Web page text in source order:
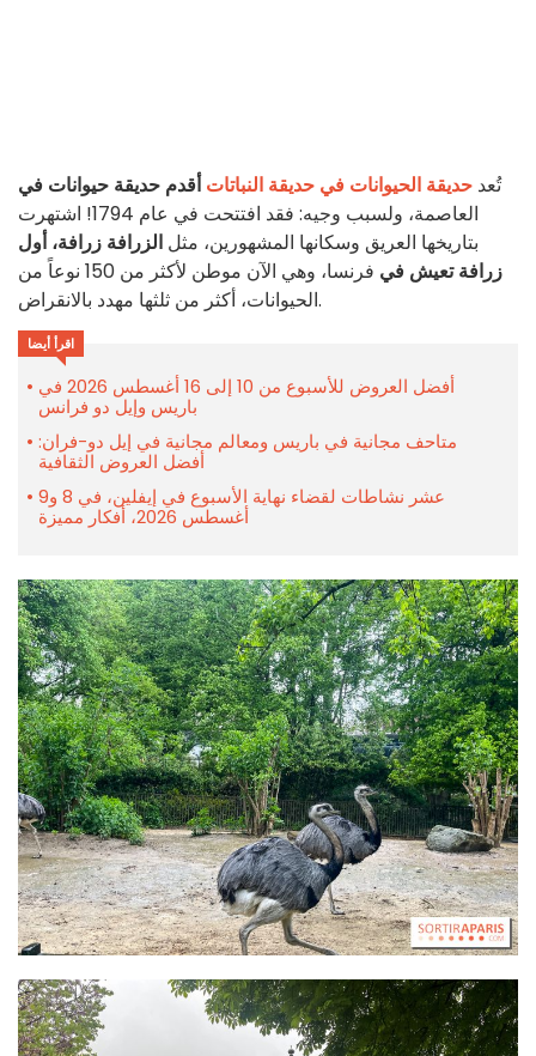
تُعد حديقة الحيوانات في حديقة النباتات أقدم حديقة حيوانات في
العاصمة، ولسبب وجيه: فقد افتتحت في عام 1794! اشتهرت
بتاريخها العريق وسكانها المشهورين، مثل الزرافة زرافة،أول
زرافة تعيش في
فرنسا، وهي الآن موطن لأكثر من 150 نوعاً من
الحيوانات، أكثر من ثلثها مهدد بالانقراض.
اقرأ أيضا
أفضل العروض للأسبوع من 10 إلى 16 أغسطس 2026 في
باريس وإيل دو فرانس
متاحف مجانية في باريس ومعالم مجانية في إيل دو-فران:
أفضل العروض الثقافية
عشر نشاطات لقضاء نهاية الأسبوع في إيفلين، في 8 و9
أغسطس 2026، أفكار مميزة